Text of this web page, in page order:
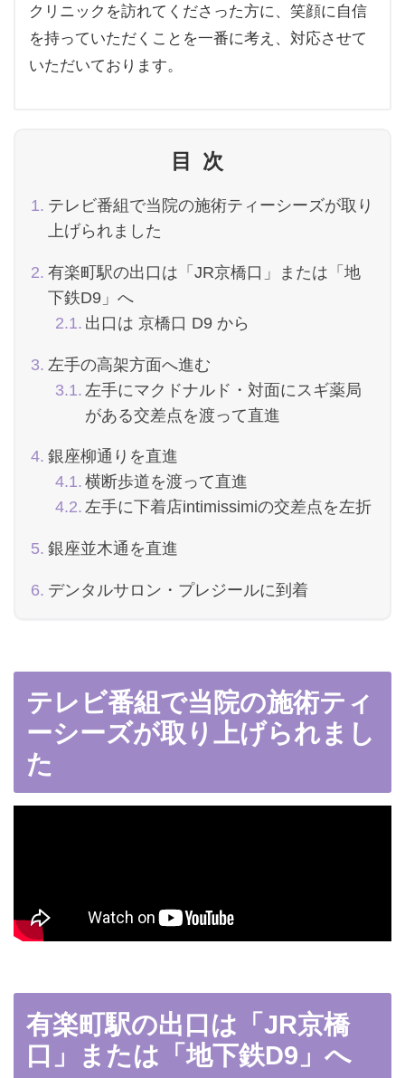
クリニックを訪れてくださった方に、笑顔に自信
を持っていただくことを一番に考え、対応させて
いただいております。
目次
テレビ番組で当院の施術ティーシーズが取り
上げられました
有楽町駅の出口は「JR京橋口」または「地
下鉄D9」へ
出口は 京橋口 D9 から
左手の高架方面へ進む
左手にマクドナルド・対面にスギ薬局
がある交差点を渡って直進
銀座柳通りを直進
横断歩道を渡って直進
左手に下着店intimissimiの交差点を左折
銀座並木通を直進
デンタルサロン・プレジールに到着
テレビ番組で当院の施術ティ
ーシーズが取り上げられまし
た
有楽町駅の出口は「JR京橋
口」または「地下鉄D9」へ